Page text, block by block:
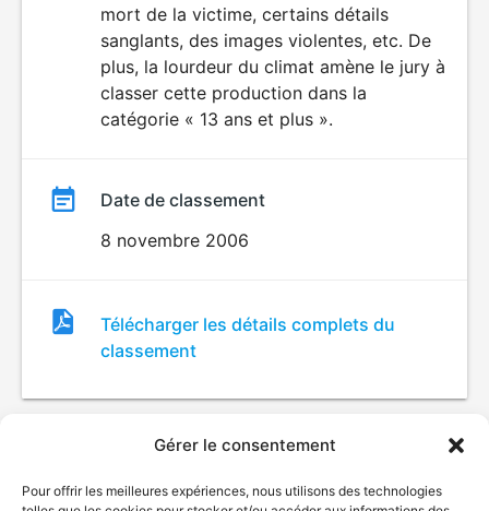
Gérer le consentement
Pour offrir les meilleures expériences, nous utilisons des technologies
mort de la victime, certains détails
sanglants, des images violentes, etc. De
plus, la lourdeur du climat amène le jury à
classer cette production dans la
catégorie « 13 ans et plus ».
Date de classement
8 novembre 2006
Fichier
de
classement
Télécharger les détails complets du
classement